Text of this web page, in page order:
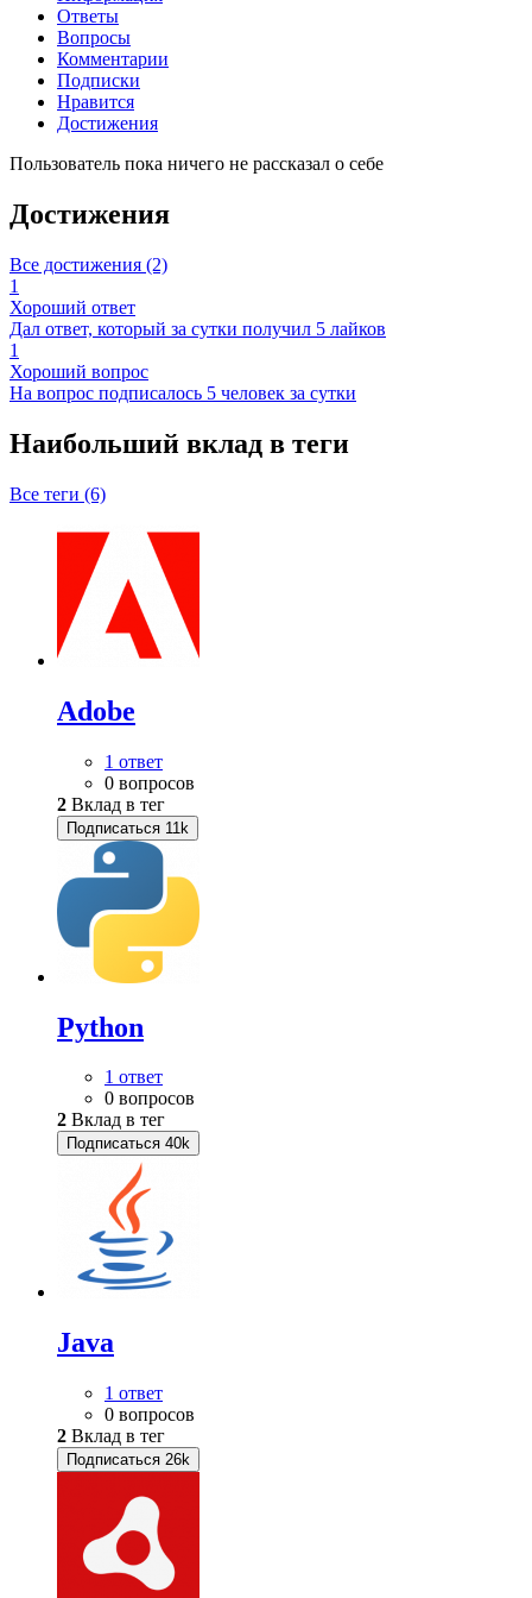
Ответы
Вопросы
Комментарии
Подписки
Нравится
Достижения
Пользователь пока ничего не рассказал о себе
Достижения
Все достижения (2)
1
Хороший ответ
Дал ответ, который за сутки получил 5 лайков
1
Хороший вопрос
На вопрос подписалось 5 человек за сутки
Наибольший вклад в теги
Все теги (6)
Adobe
1 ответ
0 вопросов
2 Вклад в тег
Подписаться 11k
Python
1 ответ
0 вопросов
2 Вклад в тег
Подписаться 40k
Java
1 ответ
0 вопросов
2 Вклад в тег
Подписаться 26k